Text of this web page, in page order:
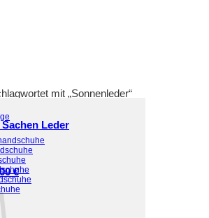
Leder
€
mit „Sonnenleder“